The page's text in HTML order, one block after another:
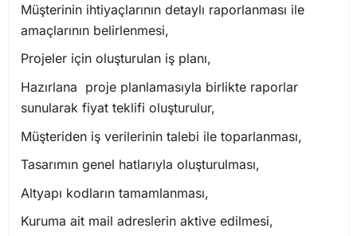
Müşterinin ihtiyaçlarının detaylı raporlanması ile
amaçlarının belirlenmesi,
Projeler için oluşturulan iş planı,
Hazırlana proje planlamasıyla birlikte raporlar
sunularak fiyat teklifi oluşturulur,
Müşteriden iş verilerinin talebi ile toparlanması,
Tasarımın genel hatlarıyla oluşturulması,
Altyapı kodların tamamlanması,
Kuruma ait mail adreslerin aktive edilmesi,